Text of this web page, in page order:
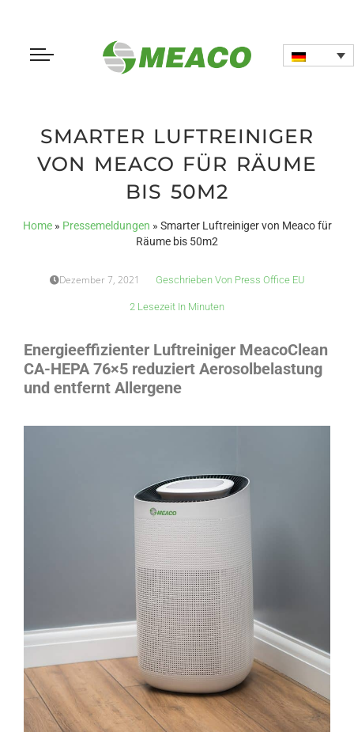
SMARTER LUFTREINIGER
VON MEACO FÜR RÄUME
BIS 50M2
Home» Pressemeldungen » Smarter Luftreiniger von Meaco für
Räume bis 50m2
Dezember 7, 2021 Geschrieben VonPress Office EU
2 Lesezeit In Minuten
Energieeffizienter Luftreiniger MeacoClean
CA-HEPA 76×5 reduziert Aerosolbelastung
und entfernt Allergene